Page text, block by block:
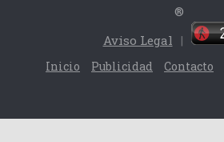
®
Aviso Legal |
Inicio Publicidad Contacto